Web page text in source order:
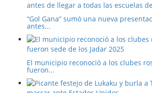
“Gol Gana” sumó una nueva
antes...
El municipio reconoció a los clubes
fueron...